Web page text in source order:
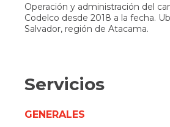
Operación y administración del
Codelco desde 2018 a la fecha.
Salvador, región de Atacama.
Servicios
GENERALES